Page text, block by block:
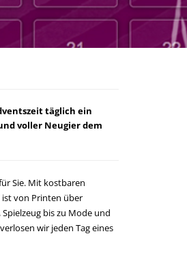
täglich ein
voller Neugier dem
Sie. Mit kostbaren
ist von Printen über
bis zu Mode und
wir jeden Tag eines